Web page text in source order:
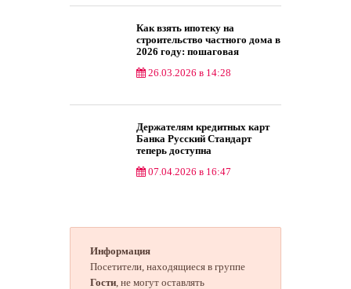
Как взять ипотеку на
строительство частного дома в
2026 году: пошаговая
26.03.2026 в 14:28
Держателям кредитных карт
Банка Русский Стандарт
теперь доступна
переводы по СБП
07.04.2026 в 16:47
Информация
Посетители, находящиеся в группе
Гости, не могут оставлять